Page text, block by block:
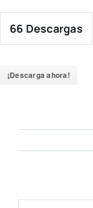
content
66 Descargas
¡Descarga ahora!